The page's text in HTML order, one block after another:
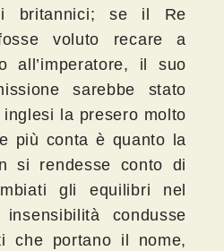
i britannici; se il Re
voluto recare a
all’imperatore, il suo
sarebbe stato
la presero molto
più conta è quanto la
si rendesse conto di
gli equilibri nel
condusse
che portano il nome,